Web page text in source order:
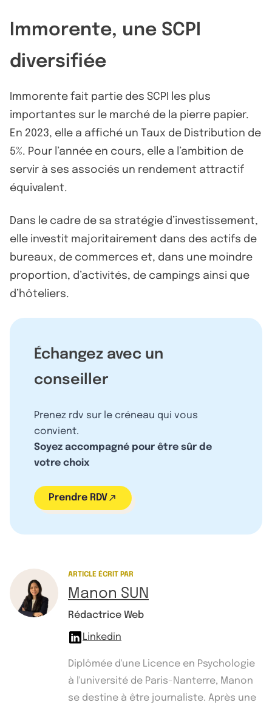
Immorente, une SCPI
diversifiée
Immorente fait partie des SCPI les plus
importantes sur le marché de la pierre papier.
En 2023, elle a affiché un Taux de Distribution de
5%. Pour l’année en cours, elle a l’ambition de
servir à ses associés un rendement attractif
équivalent.
Dans le cadre de sa stratégie d’investissement,
elle investit majoritairement dans des actifs de
bureaux, de commerces et, dans une moindre
proportion, d’activités, de campings ainsi que
d’hôteliers.
Échangez avec un
conseiller
Prenez rdv sur le créneau qui vous
convient.
Soyez accompagné pour être sûr de
votre choix
Prendre RDV
ARTICLE ÉCRIT PAR
Manon SUN
Rédactrice Web
Linkedin
Diplômée d'une Licence en Psychologie
à l'université de Paris-Nanterre, Manon
se destine à être journaliste. Après une